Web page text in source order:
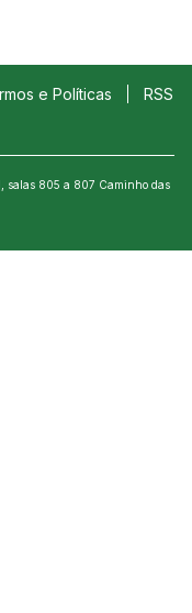
e Políticas RSS
salas 805 a 807 Caminho das